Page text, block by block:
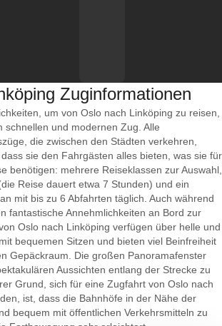
Zuginformationen
um von Oslo nach Linköping zu reisen,
schnellen und modernen Zug. Alle
die zwischen den Städten verkehren,
sie den Fahrgästen alles bieten, was sie für
benötigen: mehrere Reiseklassen zur Auswahl,
Reise dauert etwa 7 Stunden) und ein
mit bis zu 6 Abfahrten täglich. Auch während
fantastische Annehmlichkeiten an Bord zur
Oslo nach Linköping verfügen über helle und
bequemen Sitzen und bieten viel Beinfreiheit
Gepäckraum. Die großen Panoramafenster
Aussichten entlang der Strecke zu
Grund, sich für eine Zugfahrt von Oslo nach
ist, dass die Bahnhöfe in der Nähe der
bequem mit öffentlichen Verkehrsmitteln zu